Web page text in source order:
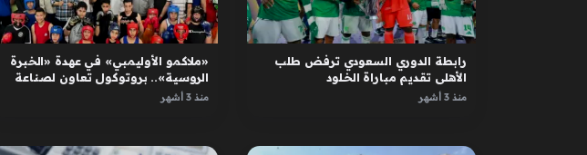
رابطة الدوري السعودي ترفض طلب
الأهلي تقديم مباراة الخلود
منذ 3 أشهر
«ملاكمو الأوليمبي» في عهدة «الخبرة
الروسية».. بروتوكول تعاون لصناعة
الأبطال
منذ 3 أشهر